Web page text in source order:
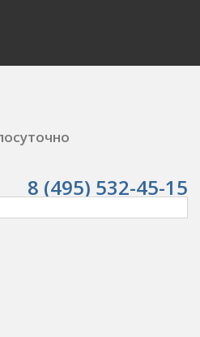
8 (495) 532-45-15